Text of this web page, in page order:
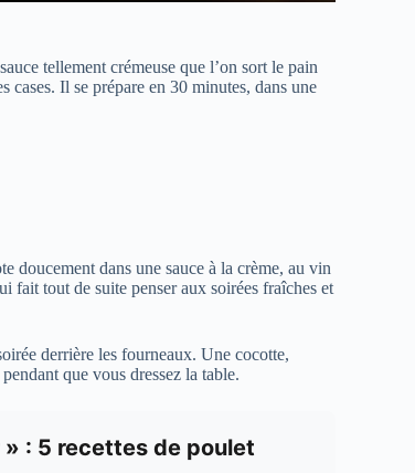
tellement crémeuse que l’on sort le pain
cases. Il se prépare en 30 minutes, dans une
doucement dans une sauce à la crème, au vin
fait tout de suite penser aux soirées fraîches et
derrière les fourneaux. Une cocotte,
que vous dressez la table.
: 5 recettes de poulet